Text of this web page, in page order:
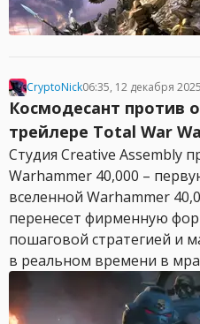
CryptoNick06:35, 12 декабря 2025
Космодесант против
трейлере Total War
Студия Creative Assembly
Warhammer 40,000 –
вселенной Warhammer
перенесет фирменную
пошаговой стратегией и
в реальном времени в